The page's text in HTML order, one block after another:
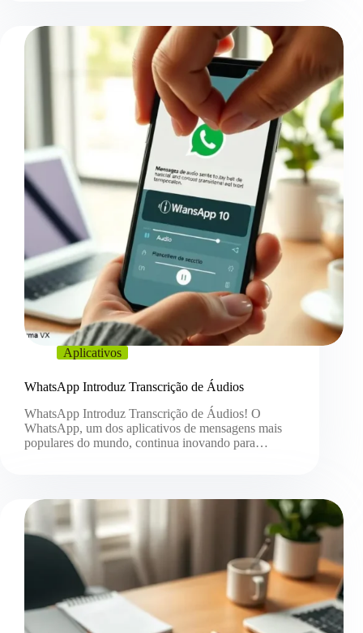
Aplicativos
WhatsApp Introduz Transcrição de Áudios
WhatsApp Introduz Transcrição de Áudios! O
WhatsApp, um dos aplicativos de mensagens mais
populares do mundo, continua inovando para…